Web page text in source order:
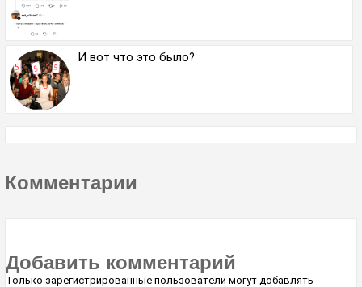
И вот что это было?
Комментарии
Добавить комментарий
Только зарегистрированные пользователи могут добавлять